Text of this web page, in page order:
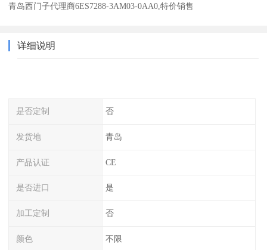
青岛西门子代理商6ES7288-3AM03-0AA0,特价销售
详细说明
是否定制 否
发货地 青岛
产品认证 CE
是否进口 是
加工定制 否
颜色 不限